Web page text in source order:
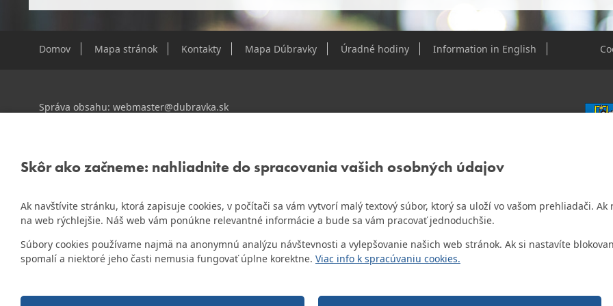
Skôr ako začneme: nahliadnite do spracovania vašich osobných údajov
Ak navštívite stránku, ktorá zapisuje cookies, v počítači sa vám vytvorí malý textový súbor, ktorý sa uloží vo vašom prehliadači.
na web rýchlejšie. Náš web vám ponúkne relevantné informácie a bude sa vám pracovať jednoduchšie.
Súbory cookies používame najmä na anonymnú analýzu návštevnosti a vylepšovanie našich web stránok. Ak si nastavíte
spomalí a niektoré jeho časti nemusia fungovať úplne korektne. Viac info k spracúvaniu cookies.
Domov Mapa stránok Kontakty Mapa Dúbravky Úradné hodiny Information in English
Správa obsahu: webmaster@dubravka.sk
Naša mestská časť získala 3. miesto v súťažiZlatyErb.sk
o najlepšiu internetovú stránku samospráv za
IČ
Číslo